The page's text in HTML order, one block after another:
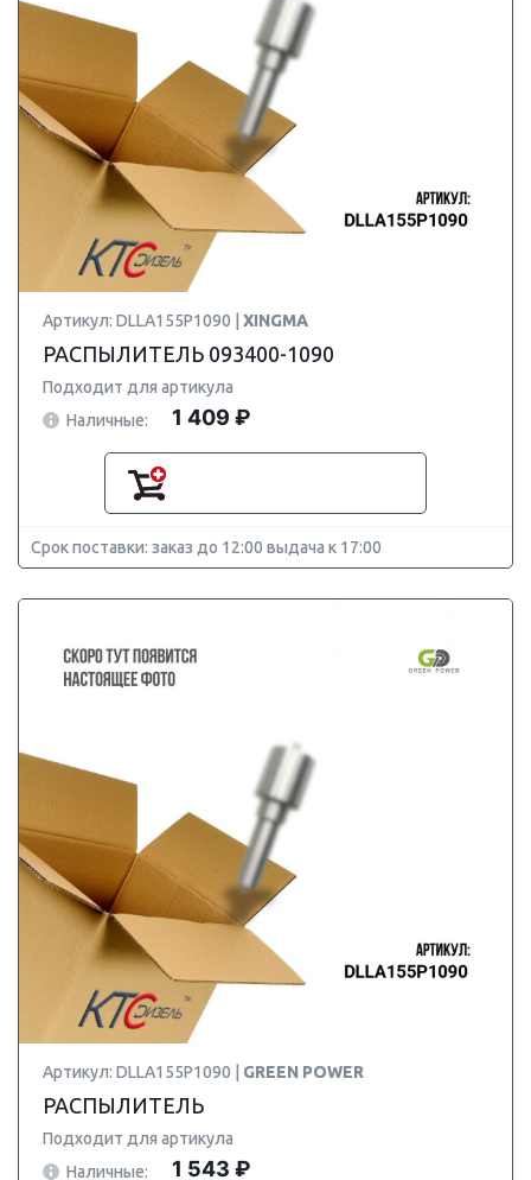
Артикул: DLLA155P1090 | XINGMA
РАСПЫЛИТЕЛЬ 093400-1090
Подходит для артикула
Наличные:
1 409 ₽
Срок поставки: заказ до 12:00 выдача к 17:00
Артикул: DLLA155P1090 | GREEN POWER
РАСПЫЛИТЕЛЬ
Подходит для артикула
Наличные:
1 543 ₽